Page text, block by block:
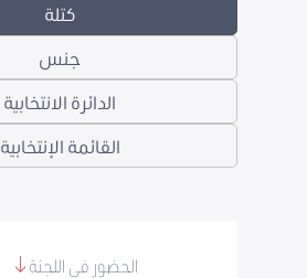
كتلة
جنس
الدائرة الانتخابية
القائمة الإنتخابية
الحضور في اللجنة